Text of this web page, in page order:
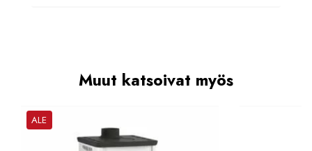
Muut katsoivat myös
ALE